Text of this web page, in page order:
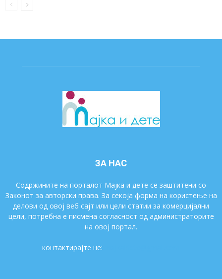
ЗА НАС
Содржините на порталот Мајка и дете се заштитени со
Законот за авторски права. За секоја форма на користење на
делови од овој веб сајт или цели статии за комерцијални
цели, потребна е писмена согласност од администраторите
на овој портал.
контактирајте не: